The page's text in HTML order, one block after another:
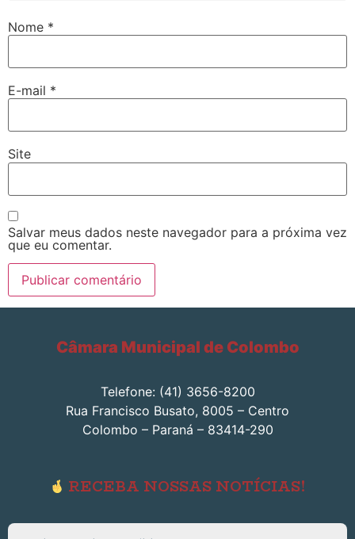
Nome *
E-mail *
Site
Salvar meus dados neste navegador para a próxima vez
que eu comentar.
Câmara Municipal de Colombo
Telefone: (41) 3656-8200
Rua Francisco Busato, 8005 – Centro
Colombo – Paraná – 83414-290
RECEBA NOSSAS NOTÍCIAS!
Endereço